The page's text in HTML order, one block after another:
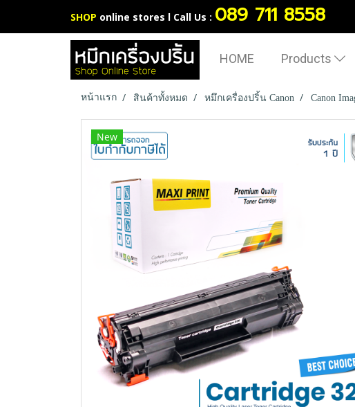
SHOP online stores l Call Us : 089 711 8558
HOME Products
หน้าแรก สินค้าทั้งหมด หมึกเครื่องปริ้น Canon Canon
New